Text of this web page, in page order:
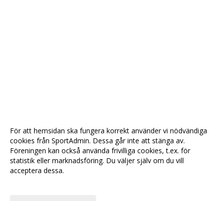
För att hemsidan ska fungera korrekt använder vi nödvändiga
cookies från SportAdmin. Dessa går inte att stänga av.
Föreningen kan också använda frivilliga cookies, t.ex. för
statistik eller marknadsföring. Du väljer själv om du vill
acceptera dessa.